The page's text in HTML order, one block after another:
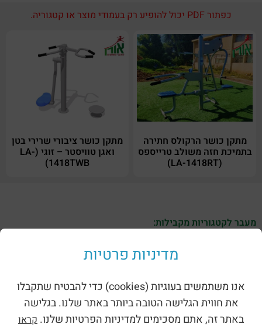
כפתור PDF יכול להופיע רק בעמודי מוצר או קטגוריה.
מתקן כושר הרקולס חתירה
בתמיכת חזה משולב טרייספס
(LA-1418RT)
מתקן כושר ציבורי שרירי בטן
ואגן טוויסטר – זוגי (LA-
1418TWB)
מעבר לקטגוריות מקבילות:
מדיניות פרטיות
אנו משתמשים בעוגיות (cookies) כדי להבטיח שתקבלו
את חווית הגלישה הטובה ביותר באתר שלנו. בגלישה
באתר זה, אתם מסכימים למדיניות הפרטיות שלנו. קראו